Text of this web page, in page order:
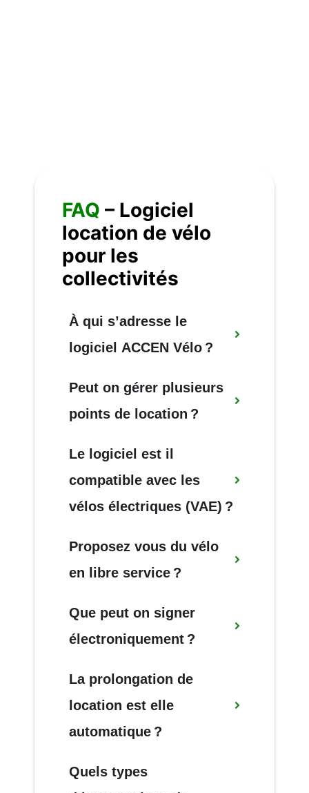
FAQ – Logiciel
location de vélo
pour les
collectivités
À qui s’adresse le
logiciel ACCEN Vélo ?
Peut on gérer plusieurs
points de location ?
Le logiciel est il
compatible avec les
vélos électriques (VAE) ?
Proposez vous du vélo
en
libre service ?
Que peut on signer
électroniquement ?
La prolongation de
location est elle
automatique ?
Quels types